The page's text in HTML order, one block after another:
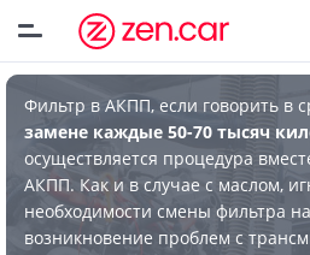
Фильтр в АКПП, если говорить в
замене каждые 50-70 тысяч
осуществляется процедура
АКПП. Как и в случае с маслом,
необходимости смены фильтра
возникновение проблем с